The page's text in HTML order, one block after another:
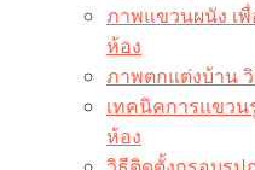
ภาพแขวนผนัง เ
ห้อง
ภาพตกแต่งบ้าน
เทคนิคการแขวน
ห้อง